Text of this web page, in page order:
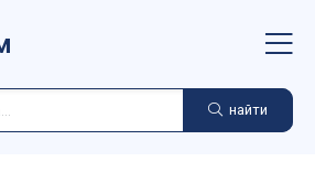
найти